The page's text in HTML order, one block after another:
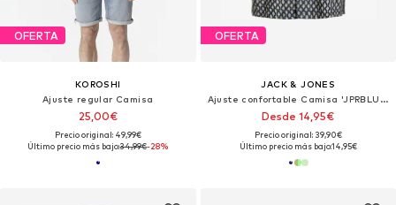
OFERTA
KOROSHI
Ajuste regular Camisa
25,00€
Precio original: 49,99€
Último precio más bajo:34,99€-28%
OFERTA
JACK & JONES
Ajuste confortable Camisa 'JPRBLULincoln'
Desde 14,95€
Precio original: 39,90€
Último precio más bajo:14,95€